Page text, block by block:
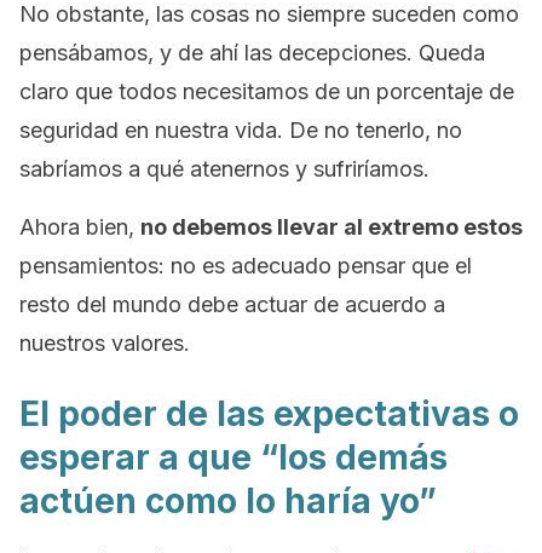
No obstante, las cosas no siempre suceden como
pensábamos, y de ahí las decepciones. Queda
claro que todos necesitamos de un porcentaje de
seguridad en nuestra vida. De no tenerlo, no
sabríamos a qué atenernos y sufriríamos.
Ahora bien, no debemos llevar al extremo estos
pensamientos: no es adecuado pensar que el
resto del mundo debe actuar de acuerdo a
nuestros valores.
El poder de las expectativas o
esperar a que “los demás
actúen como lo haría yo”